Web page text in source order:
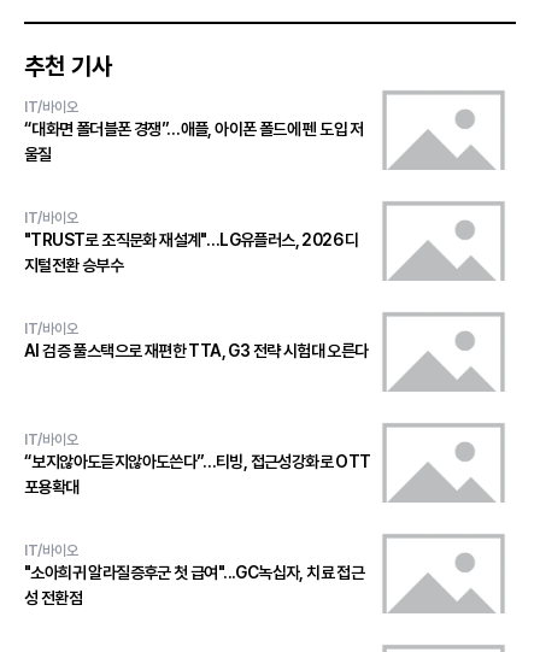
추천 기사
IT/바이오
“대화면 폴더블폰 경쟁”…애플, 아이폰 폴드에 펜 도입 저
울질
IT/바이오
"TRUST로 조직문화 재설계"…LG유플러스, 2026 디
지털전환 승부수
IT/바이오
AI 검증 풀스택으로 재편한 TTA, G3 전략 시험대 오른다
IT/바이오
“보지않아도듣지않아도쓴다”…티빙, 접근성강화로 OTT
포용확대
IT/바이오
"소아희귀 알라질증후군 첫 급여"...GC녹십자, 치료 접근
성 전환점